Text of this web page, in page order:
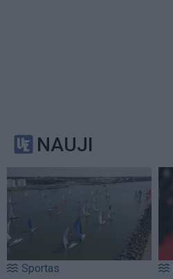
NAUJI
Sportas